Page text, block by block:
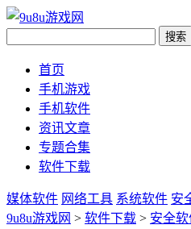
首页
手机游戏
手机软件
资讯文章
专题合集
软件下载
媒体软件 网络工具 系统软件 安
9u8u游戏网 > 软件下载 > 安全